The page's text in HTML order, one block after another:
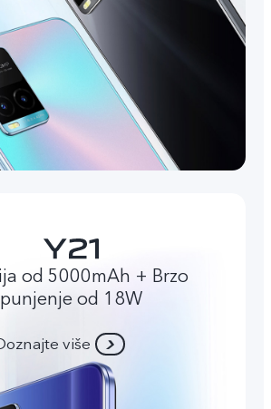
od 5000mAh + Brzo
punjenje od 18W
više